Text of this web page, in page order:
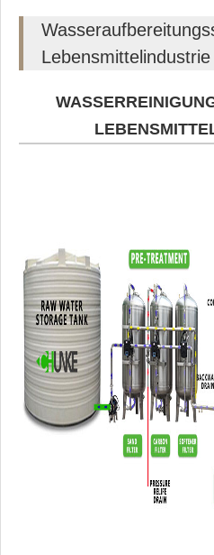
Lebensmittelindustrie